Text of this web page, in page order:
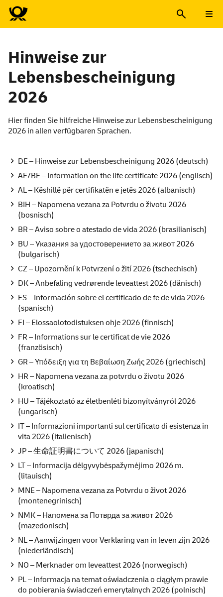
Hinweise zur
Lebensbescheinigung
2026
Hier finden Sie hilfreiche Hinweise zur Lebensbescheinigung
2026 in allen verfügbaren Sprachen.
DE – Hinweise zur Lebensbescheinigung 2026 (deutsch)
AE/BE – Information on the life certificate 2026 (englisch)
AL – Këshillë për certifikatën e jetës 2026 (albanisch)
BIH – Napomena vezana za Potvrdu o životu 2026
(bosnisch)
BR – Aviso sobre o atestado de vida 2026 (brasilianisch)
BU – Указания за удостоверението за живот 2026
(bulgarisch)
CZ – Upozornění k Potvrzení o žití 2026 (tschechisch)
DK – Anbefaling vedrørende leveattest 2026 (dänisch)
ES – Información sobre el certificado de fe de vida 2026
(spanisch)
FI – Elossaolotodistuksen ohje 2026 (finnisch)
FR – Informations sur le certificat de vie 2026
(französisch)
GR – Υπόδειξη για τη Βεβαίωση Ζωής 2026 (griechisch)
HR – Napomena vezana za potvrdu o životu 2026
(kroatisch)
HU – Tájékoztató az életbenléti bizonyítványról 2026
(ungarisch)
IT – Informazioni importanti sul certificato di esistenza in
vita 2026 (italienisch)
JP – 生命証明書について 2026 (japanisch)
LT – Informacija dėlgyvybėspažymėjimo 2026 m.
(litauisch)
MNE – Napomena vezana za Potvrdu o život 2026
(montenegrinisch)
NMK – Напомена за Потврда за живот 2026
(mazedonisch)
NL – Aanwijzingen voor Verklaring van in leven zijn 2026
(niederländisch)
NO – Merknader om leveattest 2026 (norwegisch)
PL – Informacja na temat oświadczenia o ciągłym prawie
do pobierania świadczeń emerytalnych 2026 (polnisch)